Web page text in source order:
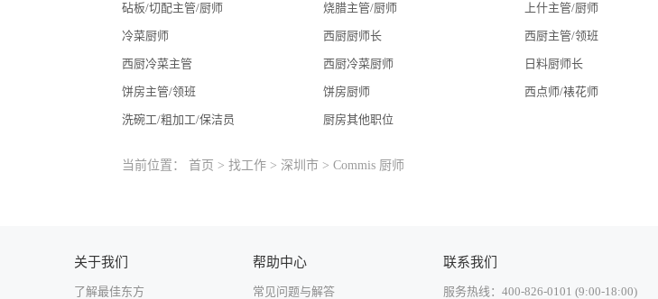
砧板/切配主管/厨师 烧腊主管/厨师 上什主管/厨师
冷菜厨师 西厨厨师长 西厨主管/领班
西厨冷菜主管 西厨冷菜厨师 日料厨师长
饼房主管/领班 饼房厨师 西点师/裱花师
洗碗工/粗加工/保洁员 厨房其他职位
当前位置： 首页 > 找工作 > 深圳市 > Commis 厨师
关于我们
了解最佳东方
帮助中心
常见问题与解答
联系我们
服务热线：400-826-0101 (9:00-18:00)